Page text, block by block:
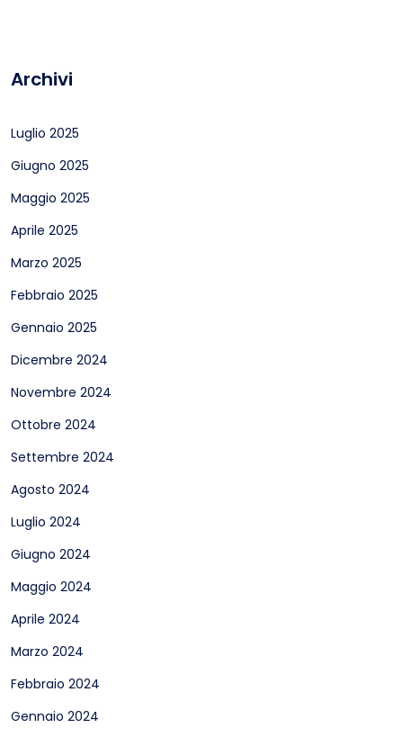
Archivi
Luglio 2025
Giugno 2025
Maggio 2025
Aprile 2025
Marzo 2025
Febbraio 2025
Gennaio 2025
Dicembre 2024
Novembre 2024
Ottobre 2024
Settembre 2024
Agosto 2024
Luglio 2024
Giugno 2024
Maggio 2024
Aprile 2024
Marzo 2024
Febbraio 2024
Gennaio 2024